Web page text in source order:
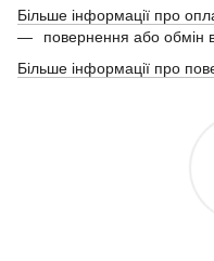
Більше інформації про
повернення або обмін
Більше інформації про